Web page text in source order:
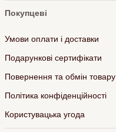
Покупцеві
Умови оплати і доставки
Подарункові сертифікати
Повернення та обмін товару
Політика конфіденційності
Користувацька угода